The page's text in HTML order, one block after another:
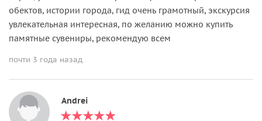
обектов, истории города, гид очень грамотный, экскурсия
увлекательная интересная, по желанию можно купить
памятные сувениры, рекомендую всем
почти 3 года назад
Andrei